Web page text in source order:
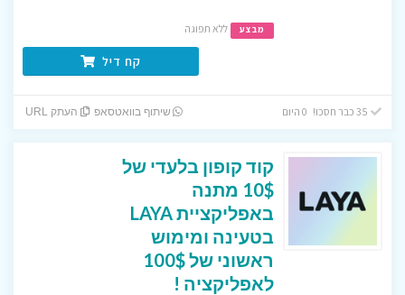
מבצע ללא תפוגה
קח דיל
שיתוף בוואטסאפ העתק URL
קוד קופון בלעדי של
10$ מתנה
באפליקציית LAYA
בטעינה ומימוש
ראשוני של 100$
לאפליקציה !